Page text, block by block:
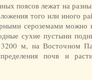
поясов лежат на
того или иного
сероземами можно
сухие пустыни
м, на Восточном
почв и